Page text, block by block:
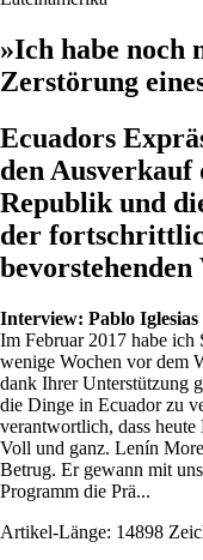
»Ich habe noch
Zerstörung
Ecuadors
den
Republik und
der
bevorstehenden
Interview: Pablo Iglesias
Im Februar 2017 habe
wenige Wochen vor dem
dank Ihrer Unterstützung
die Dinge in Ecuador zu
verantwortlich, dass
Voll und ganz. Lenín
Betrug. Er gewann mit
Programm die Prä...
Artikel-Länge: 14898